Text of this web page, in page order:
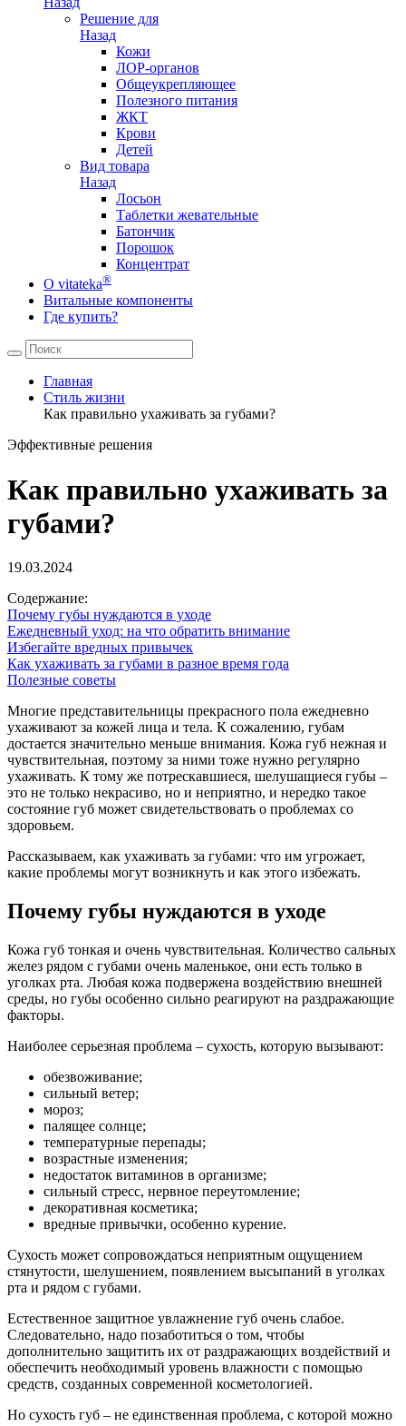
Решение для
Назад
Кожи
ЛОР-органов
Общеукрепляющее
Полезного питания
ЖКТ
Крови
Детей
Вид товара
Назад
Лосьон
Таблетки жевательные
Батончик
Порошок
Концентрат
О vitateka®
Витальные компоненты
Где купить?
Главная
Стиль жизни
Как правильно ухаживать за губами?
Эффективные решения
Как правильно ухаживать за
губами?
19.03.2024
Содержание:
Почему губы нуждаются в уходе
Ежедневный уход: на что обратить внимание
Избегайте вредных привычек
Как ухаживать за губами в разное время года
Полезные советы
Многие представительницы прекрасного пола ежедневно
ухаживают за кожей лица и тела. К сожалению, губам
достается значительно меньше внимания. Кожа губ нежная и
чувствительная, поэтому за ними тоже нужно регулярно
ухаживать. К тому же потрескавшиеся, шелушащиеся губы –
это не только некрасиво, но и неприятно, и нередко такое
состояние губ может свидетельствовать о проблемах со
здоровьем.
Рассказываем, как ухаживать за губами: что им угрожает,
какие проблемы могут возникнуть и как этого избежать.
Почему губы нуждаются в уходе
Кожа губ тонкая и очень чувствительная. Количество сальных
желез рядом с губами очень маленькое, они есть только в
уголках рта. Любая кожа подвержена воздействию внешней
среды, но губы особенно сильно реагируют на раздражающие
факторы.
Наиболее серьезная проблема – сухость, которую вызывают:
обезвоживание;
сильный ветер;
мороз;
палящее солнце;
температурные перепады;
возрастные изменения;
недостаток витаминов в организме;
сильный стресс, нервное переутомление;
декоративная косметика;
вредные привычки, особенно курение.
Сухость может сопровождаться неприятным ощущением
стянутости, шелушением, появлением высыпаний в уголках
рта и рядом с губами.
Естественное защитное увлажнение губ очень слабое.
Следовательно, надо позаботиться о том, чтобы
дополнительно защитить их от раздражающих воздействий и
обеспечить необходимый уровень влажности с помощью
средств, созданных современной косметологией.
Но сухость губ – не единственная проблема, с которой можно